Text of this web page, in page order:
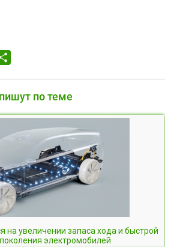
по теме
на увеличении запаса хода и быстрой
электромобилей